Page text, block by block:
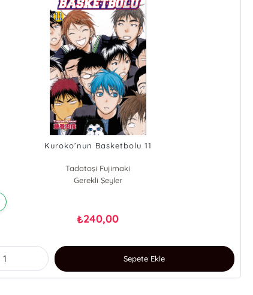
Kuroko’nun Basketbolu 11
Tadatoşi Fujimaki
Gerekli Şeyler
₺240,00
Sepete Ekle